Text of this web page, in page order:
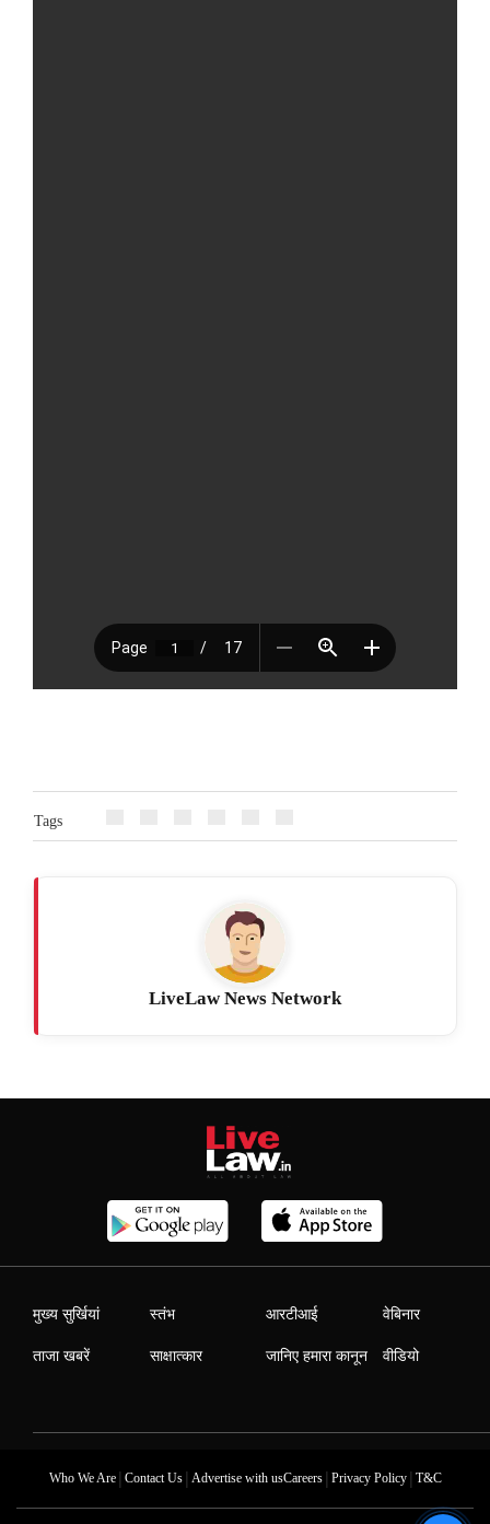
Tags
LiveLaw News Network
मुख्य सुर्खियां
ताजा खबरें
स्तंभ
साक्षात्कार
आरटीआई
जानिए हमारा कानून
वेबिनार
वीडियो
Who We Are| Contact Us| Advertise with usCareers| Privacy Policy| T&C